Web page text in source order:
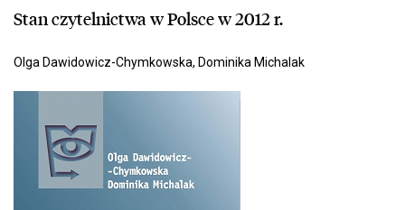
Stan czytelnictwa w Polsce w 2012 r.
Olga Dawidowicz-Chymkowska, Dominika Michalak